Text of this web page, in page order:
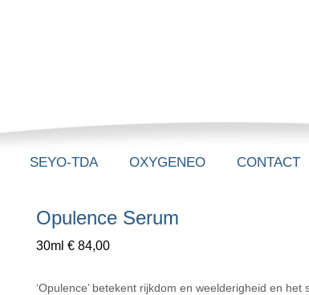
SEYO-TDA OXYGENEO CONTACT
Opulence Serum
30ml € 84,00
‘Opulence’ betekent rijkdom en weelderigheid en